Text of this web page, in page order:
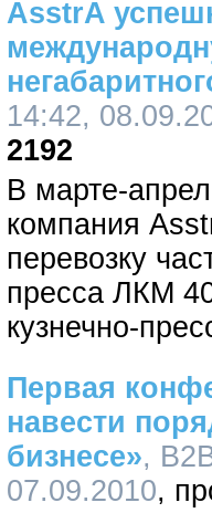
AsstrA
14:42,
2192
В марте-
компания
перевозку
пресса ЛКМ
кузнечно-
Первая
навести
бизнесе»,
07.09.2010